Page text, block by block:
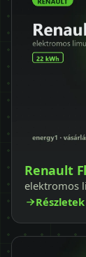
Renault
elektromos